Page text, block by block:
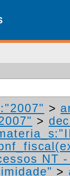
>
>
NT
>